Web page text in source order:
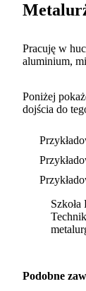
Pracuję w
aluminium,
Poniżej
dojścia do
Szkoła
Podobne